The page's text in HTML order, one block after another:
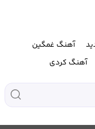
آهنگ غمگین
آهنگ کردی